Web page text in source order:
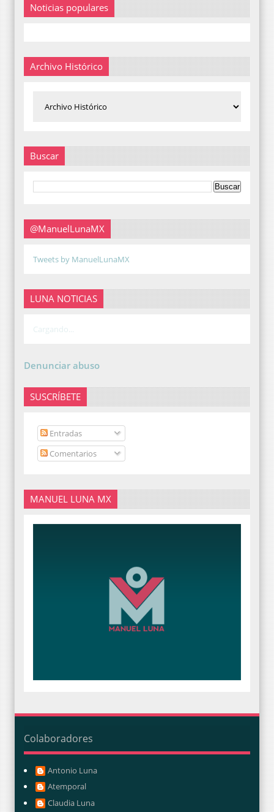
Noticias populares
Archivo Histórico
Buscar
@ManuelLunaMX
Tweets by ManuelLunaMX
LUNA NOTICIAS
Cargando...
Denunciar abuso
SUSCRÍBETE
Entradas
Comentarios
MANUEL LUNA MX
Colaboradores
Antonio Luna
Atemporal
Claudia Luna